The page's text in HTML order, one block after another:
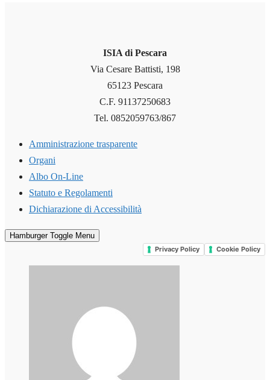
ISIA di Pescara
Via Cesare Battisti, 198
65123 Pescara
C.F. 91137250683
Tel. 0852059763/867
Amministrazione trasparente
Organi
Albo On-Line
Statuto e Regolamenti
Dichiarazione di Accessibilità
Hamburger Toggle Menu
Privacy Policy Cookie Policy